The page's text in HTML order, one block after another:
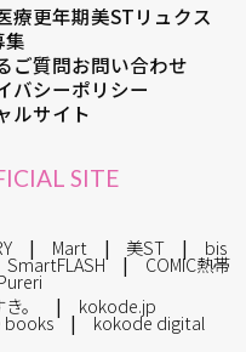
療更年期美STリュクス
集
ご質問お問い合わせ
バシーポリシー
ルサイト
SITE
Mart 美ST bis
SmartFLASH COMIC熱帯
。 kokode.jp
books kokode digital